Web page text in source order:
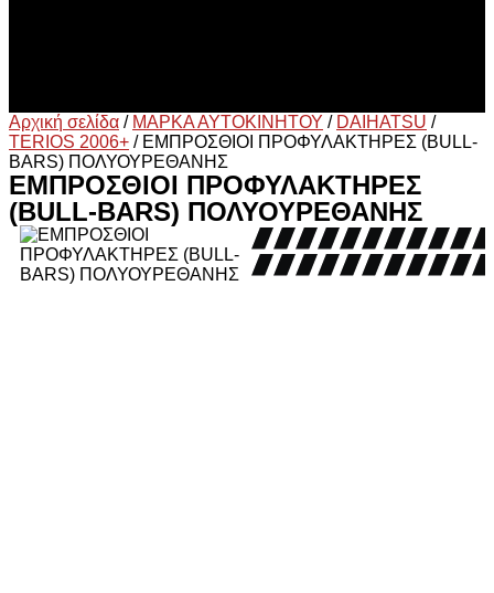
Αρχική σελίδα / ΜΑΡΚΑ ΑΥΤΟΚΙΝΗΤΟΥ / DAIHATSU /
TERIOS 2006+ / ΕΜΠΡΟΣΘΙΟΙ ΠΡΟΦΥΛΑΚΤΗΡΕΣ (ΒULL-
BARS) ΠΟΛΥΟΥΡΕΘΑΝΗΣ
ΕΜΠΡΟΣΘΙΟΙ ΠΡΟΦΥΛΑΚΤΗΡΕΣ
(ΒULL-BARS) ΠΟΛΥΟΥΡΕΘΑΝΗΣ